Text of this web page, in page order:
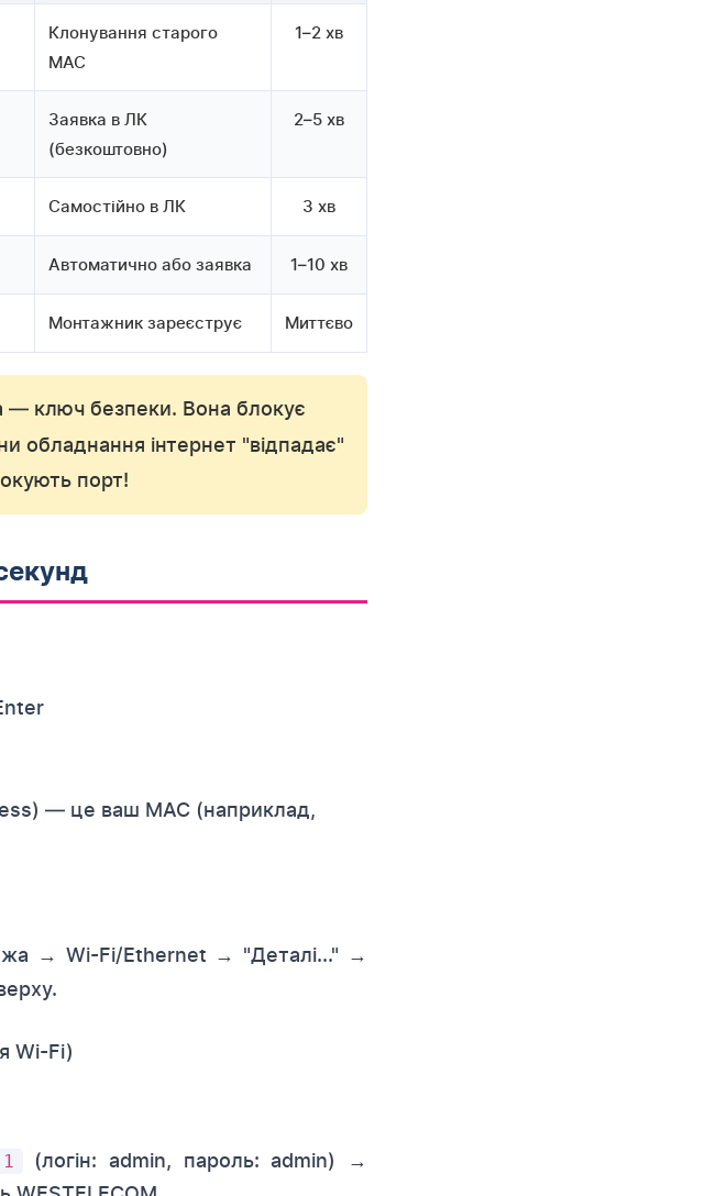
Клонування старого
MAC
1–2 хв
Заявка в ЛК
(безкоштовно)
2–5 хв
Самостійно в ЛК 3 хв
Автоматично або заявка 1–10 хв
Монтажник зареєструє Миттєво
— ключ безпеки. Вона блокує
обладнання інтернет "відпадає"
порт!
— це ваш MAC (наприклад,
→ Wi-Fi/Ethernet → "Деталі..." →
Wi-Fi)
(логін: admin, пароль: admin) →